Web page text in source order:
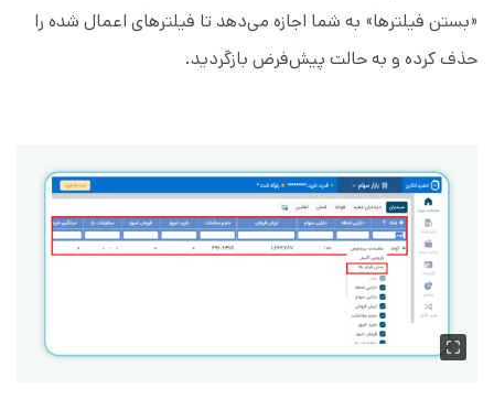
«بستن فیلترها» به شما اجازه می‌دهد تا فیلترهای اعمال شده را
حذف کرده و به حالت پیش‌فرض بازگردید.